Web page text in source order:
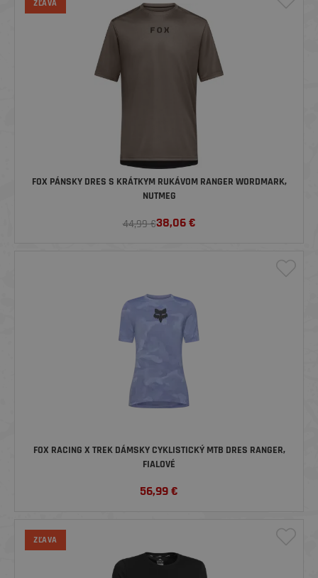
ZĽAVA
FOX PÁNSKY DRES S KRÁTKYM RUKÁVOM RANGER WORDMARK,
NUTMEG
44,99 €38,06€
FOX RACING X TREK DÁMSKY CYKLISTICKÝ MTB DRES RANGER,
FIALOVÉ
56,99€
ZĽAVA